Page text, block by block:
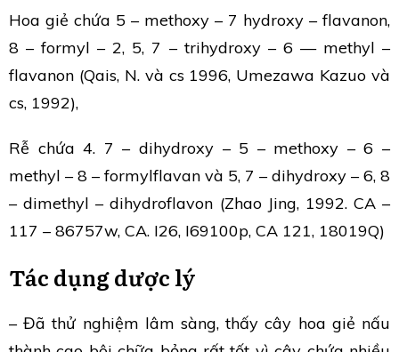
Hoa giẻ chứa 5 – methoxy – 7 hydroxy – flavanon,
8 – formyl – 2, 5, 7 – trihydroxy – 6 — methyl –
flavanon (Qais, N. và cs 1996, Umezawa Kazuo và
cs, 1992),
Rễ chứa 4. 7 – dihydroxy – 5 – methoxy – 6 –
methyl – 8 – formylflavan và 5, 7 – dihydroxy – 6, 8
– dimethyl – dihydroflavon (Zhao Jing, 1992. CA –
117 – 86757w, CA. I26, I69100p, CA 121, 18019Q)
Tác dụng dược lý
– Đã thử nghiệm lâm sàng, thấy cây hoa giẻ nấu